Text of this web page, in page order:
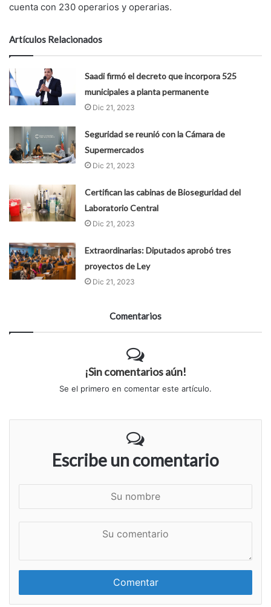
cuenta con 230 operarios y operarias.
Artículos Relacionados
Saadi firmó el decreto que incorpora 525
municipales a planta permanente
Dic 21, 2023
Seguridad se reunió con la Cámara de
Supermercados
Dic 21, 2023
Certifican las cabinas de Bioseguridad del
Laboratorio Central
Dic 21, 2023
Extraordinarias: Diputados aprobó tres
proyectos de Ley
Dic 21, 2023
Comentarios
¡Sin comentarios aún!
Se el primero en comentar este artículo.
Escribe un comentario
n